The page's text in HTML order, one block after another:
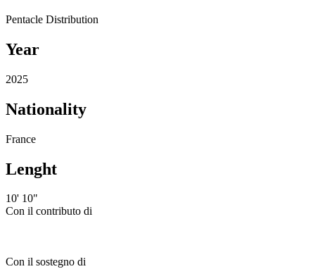
Pentacle Distribution
Year
2025
Nationality
France
Lenght
10' 10"
Con il contributo di
Con il sostegno di